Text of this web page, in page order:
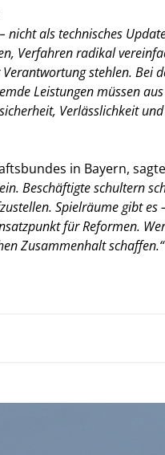
als technisches
Verfahren radikal
stehlen. Bei
Leistungen müssen
Verlässlichkeit
in Bayern,
Beschäftigte schultern
Spielräume gibt
für Reformen.
Zusammenhalt schaffen.“